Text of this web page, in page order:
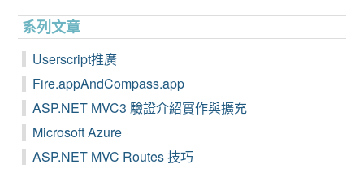
系列文章
Userscript推廣
Fire.appAndCompass.app
ASP.NET MVC3 驗證介紹實作與擴充
Microsoft Azure
ASP.NET MVC Routes 技巧